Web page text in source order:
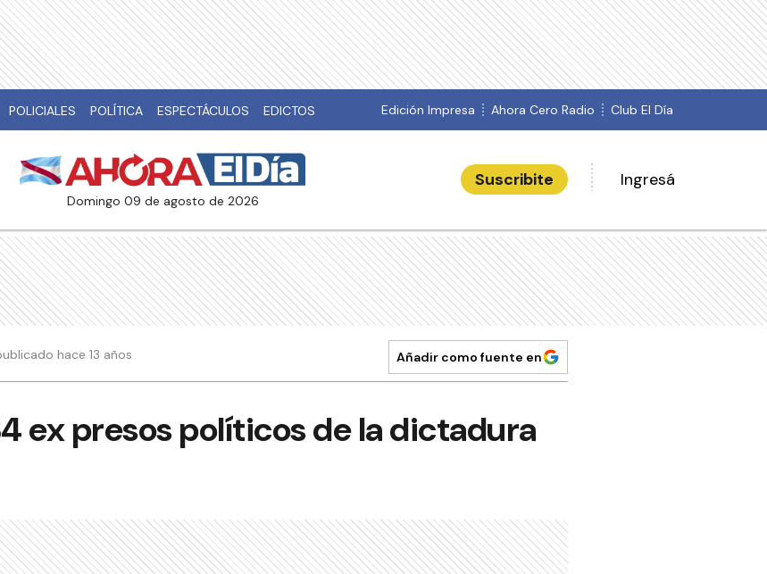
POLICIALES POLÍTICA ESPECTÁCULOS EDICTOS Edición Impresa Ahora Cero Radio Club El Día
domingo 09 de agosto de 2026
Suscribite Ingresá
hace 13 años Añadir como fuente en
ex presos políticos de la dictadura